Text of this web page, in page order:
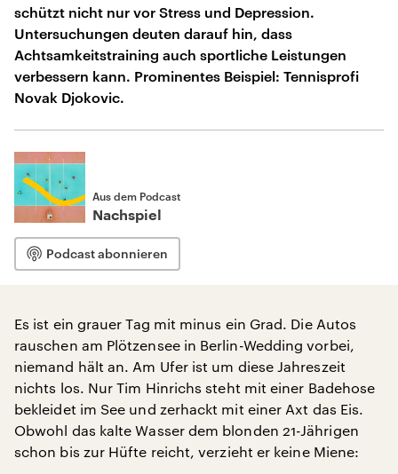
schützt nicht nur vor Stress und Depression.
Untersuchungen deuten darauf hin, dass
Achtsamkeitstraining auch sportliche Leistungen
verbessern kann. Prominentes Beispiel: Tennisprofi
Novak Djokovic.
Aus dem Podcast
Nachspiel
Podcast abonnieren
Es ist ein grauer Tag mit minus ein Grad. Die Autos
rauschen am Plötzensee in Berlin-Wedding vorbei,
niemand hält an. Am Ufer ist um diese Jahreszeit
nichts los. Nur Tim Hinrichs steht mit einer Badehose
bekleidet im See und zerhackt mit einer Axt das Eis.
Obwohl das kalte Wasser dem blonden 21-Jährigen
schon bis zur Hüfte reicht, verzieht er keine Miene: